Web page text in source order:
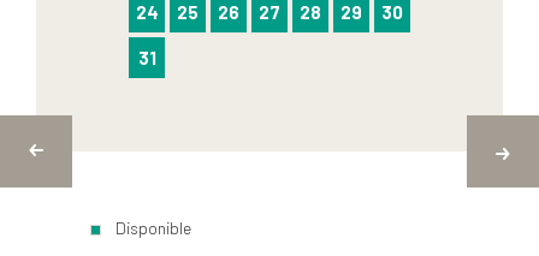
24 25 26 27 28 29 30
31
Disponible